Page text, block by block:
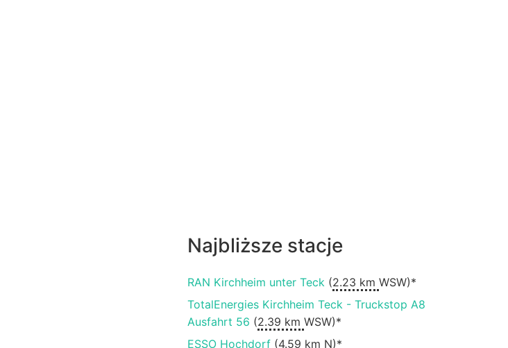
Najbliższe stacje
RAN Kirchheim unter Teck(2.23 km WSW)*
TotalEnergies Kirchheim Teck - Truckstop A8
Ausfahrt 56 (2.39 km WSW)*
ESSO Hochdorf(4.59 km N)*